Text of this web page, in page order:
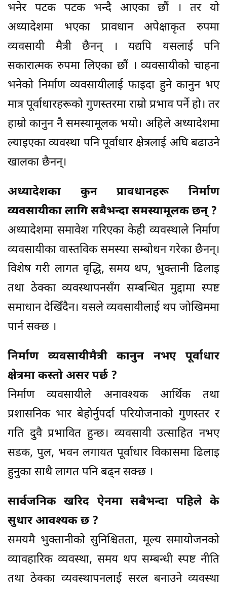
भनेर पटक पटक भन्दै आएका छौं । तर यो
अध्यादेशमा भएका प्रावधान अपेक्षाकृत रुपमा
व्यवसायी मैत्री छैनन् । यद्यपि यसलाई पनि
सकारात्मक रुपमा लिएका छौं । व्यवसायीको चाहना
भनेको निर्माण व्यवसायीलाई फाइदा हुने कानुन भए
मात्र पूर्वाधारहरूको गुणस्तरमा राम्रो प्रभाव पर्ने हो। तर
हाम्रो कानुन नै समस्यामूलक भयो। अहिले अध्यादेशमा
ल्याइएका व्यवस्था पनि पूर्वाधार क्षेत्रलाई अघि बढाउने
खालका छैनन्।
अध्यादेशका कुन प्रावधानहरू निर्माण
व्यवसायीका लागि सबैभन्दा समस्यामूलक छन् ?
अध्यादेशमा समावेश गरिएका केही व्यवस्थाले निर्माण
व्यवसायीका वास्तविक समस्या सम्बोधन गरेका छैनन्।
विशेष गरी लागत वृद्धि, समय थप, भुक्तानी ढिलाइ
तथा ठेक्का व्यवस्थापनसँग सम्बन्धित मुद्दामा स्पष्ट
समाधान देखिँदैन। यसले व्यवसायीलाई थप जोखिममा
पार्न सक्छ ।
निर्माण व्यवसायीमैत्री कानुन नभए पूर्वाधार
क्षेत्रमा कस्तो असर पर्छ ?
निर्माण व्यवसायीले अनावश्यक आर्थिक तथा
प्रशासनिक भार बेहोर्नुपर्दा परियोजनाको गुणस्तर र
गति दुवै प्रभावित हुन्छ। व्यवसायी उत्साहित नभए
सडक, पुल, भवन लगायत पूर्वाधार विकासमा ढिलाइ
हुनुका साथै लागत पनि बढ्न सक्छ ।
सार्वजनिक खरिद ऐनमा सबैभन्दा पहिले के
सुधार आवश्यक छ ?
समयमै भुक्तानीको सुनिश्चितता, मूल्य समायोजनको
व्यावहारिक व्यवस्था, समय थप सम्बन्धी स्पष्ट नीति
तथा ठेक्का व्यवस्थापनलाई सरल बनाउने व्यवस्था